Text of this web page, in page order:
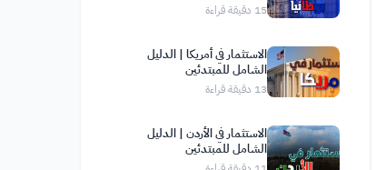
15 دقيقة قراءة
الاستثمار في أمريكا | الدليل
الشامل للمبتدئين
13 دقيقة قراءة
الاستثمار في الأردن | الدليل
الشامل للمبتدئين